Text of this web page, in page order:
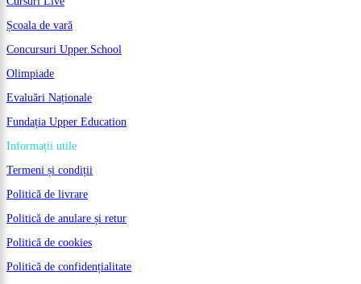
Școala de vară
Concursuri Upper.School
Olimpiade
Evaluări Naționale
Fundația Upper Education
Informații utile
Termeni și condiții
Politică de livrare
Politică de anulare și retur
Politică de cookies
Politică de confidențialitate